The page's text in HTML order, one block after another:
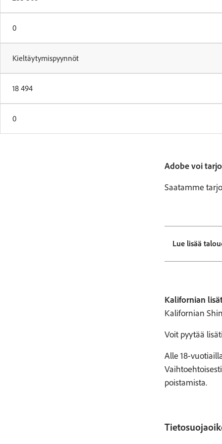
0
Kieltäytymispyynnöt
18 494
0
Adobe voi
Saatamme
Lue lisää
Kalifornian
Kalifornian
Voit pyytää
Alle 18-
poistamista.